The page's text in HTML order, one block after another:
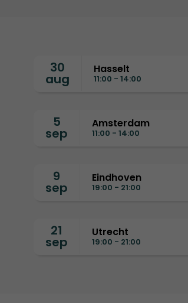
30
aug
Hasselt
11:00 - 14:00
5
sep
Amsterdam
11:00 - 14:00
9
sep
Eindhoven
19:00 - 21:00
21
sep
Utrecht
19:00 - 21:00